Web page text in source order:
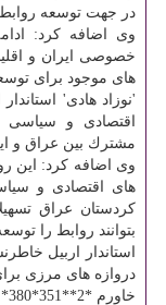
در جهت توسعه روابط
وی اضافه كرد:
خصوصی ایران و
های موجود برای
'نوزاد هادی'
اقتصادی و سیاسی
مشترك بین عراق و
وی اضافه كرد: این
های اقتصادی و
كردستان عراق
بتوانند روابط را
استاندار اربیل
دروازه های مرزی
خاورم *2**351*380*